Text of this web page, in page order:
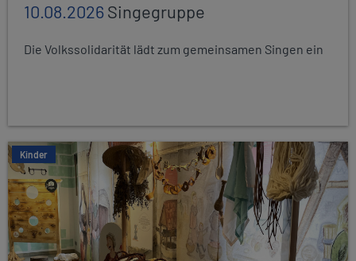
10.08.2026Singegruppe
Die Volkssolidarität lädt zum gemeinsamen Singen ein
Kinder